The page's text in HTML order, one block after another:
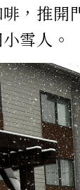
，推開
雪人。